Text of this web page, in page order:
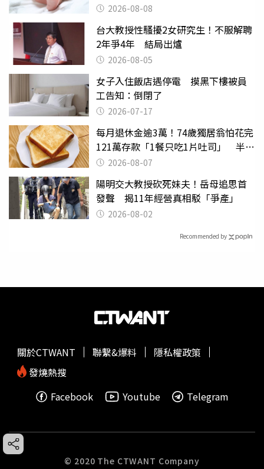
2026-08-08
台大教授性騷擾2女研究生！不服解聘
2年爭4年 結局出爐
2026-08-05
女子入住飯店遇停電 摸黑下樓被員
工告知：倒閉了
2026-07-17
每月退休金逾3萬！74歲獨居翁怕花完
121萬存款「1餐只吃1片吐司」 半年
後暴瘦嚇壞女兒
2026-08-07
陽明交大教授砍死妹夫！岳母追思首
發聲 揭11年經營真相駁「爭產」
2026-08-02
Recommended by
關於CTWANT 聯繫&爆料
隱私權政策
發燒熱搜
Facebook
Youtube Telegram
© 2020 The CTWANT Company